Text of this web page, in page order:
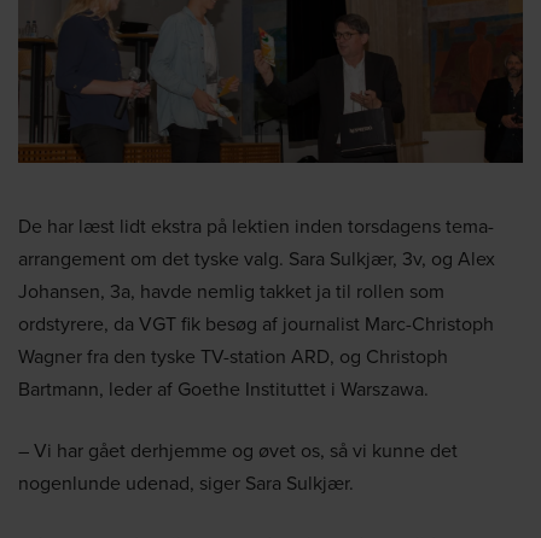
De har læst lidt ekstra på lektien inden torsdagens tema-
arrangement om det tyske valg. Sara Sulkjær, 3v, og Alex
Johansen, 3a, havde nemlig takket ja til rollen som
ordstyrere, da VGT fik besøg af journalist Marc-Christoph
Wagner fra den tyske TV-station ARD, og Christoph
Bartmann, leder af Goethe Instituttet i Warszawa.
– Vi har gået derhjemme og øvet os, så vi kunne det
nogenlunde udenad, siger Sara Sulkjær.